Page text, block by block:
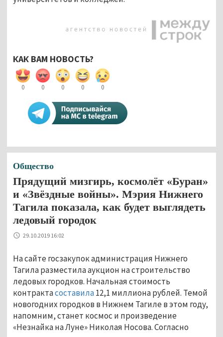
КАК ВАМ НОВОСТЬ?
0 0 0 0 0
Общество
Прядущий мизгирь, космолёт «Буран»
и «Звёздные войны». Мэрия Нижнего
Тагила показала, как будет выглядеть
ледовый городок
29.10.2019 16:02
На сайте госзакупок администрация Нижнего
Тагила разместила аукцион на строительство
ледовых городков. Начальная стоимость
контрактасоставила12,1 миллиона рублей. Темой
новогодних городков в Нижнем Тагиле в этом году,
напомним, станет космос и произведение
«Незнайка на Луне» Николая Носова. Согласно